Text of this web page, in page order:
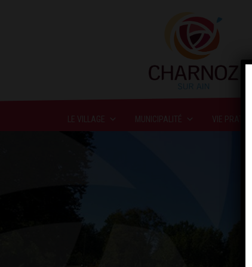
LE VILLAGE MUNICIPALITÉ VIE